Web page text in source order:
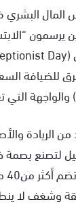
المال
يرسمون
للضيافة
التي
لتصنع
وشغف لا